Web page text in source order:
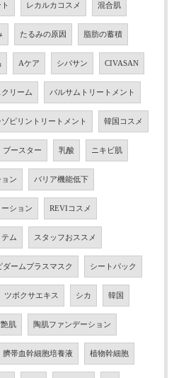
レカルカコスメ 混合肌
たるみの原因 脂肪の蓄積
Aケア シバサン CIVASAN
クリーム バルサムトリートメント
ゾピリントリートメント 韓国コスメ
ブースター 乳酸 ニキビ肌
ン バリア機能低下
ション REVIコスメ
ム スタッフおススメ
ダームプラスマスク シートパック
ツボクサエキス シカ 韓国
艶肌 陶肌ファンデーション
臍帯血幹細胞培養液 植物幹細胞